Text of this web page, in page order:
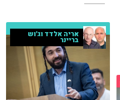
אריה אלדד וג'וש
בריינר